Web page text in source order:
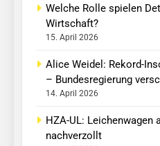
Welche Rolle spielen
Wirtschaft?
15. April 2026
Alice Weidel: Rekord-
– Bundesregierung
14. April 2026
HZA-UL: Leichenwagen
nachverzollt